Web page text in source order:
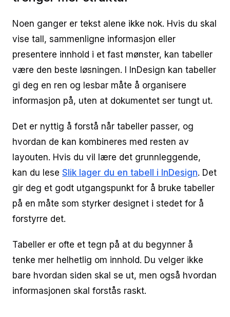
Noen ganger er tekst alene ikke nok. Hvis du skal
vise tall, sammenligne informasjon eller
presentere innhold i et fast mønster, kan tabeller
være den beste løsningen. I InDesign kan tabeller
gi deg en ren og lesbar måte å organisere
informasjon på, uten at dokumentet ser tungt ut.
Det er nyttig å forstå når tabeller passer, og
hvordan de kan kombineres med resten av
layouten. Hvis du vil lære det grunnleggende,
kan du lese Slik lager du en tabell i InDesign. Det
gir deg et godt utgangspunkt for å bruke tabeller
på en måte som styrker designet i stedet for å
forstyrre det.
Tabeller er ofte et tegn på at du begynner å
tenke mer helhetlig om innhold. Du velger ikke
bare hvordan siden skal se ut, men også hvordan
informasjonen skal forstås raskt.